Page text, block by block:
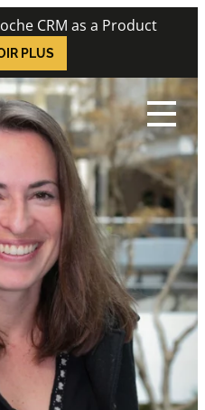
CRM as a Product
PLUS
Menu